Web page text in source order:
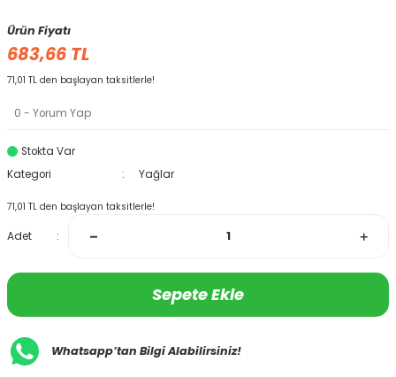
Ürün Fiyatı
683,66 TL
71,01 TL den başlayan taksitlerle!
0 - Yorum Yap
Stokta Var
Kategori
Yağlar
71,01 TL den başlayan taksitlerle!
Adet
Sepete Ekle
Whatsapp’tan Bilgi Alabilirsiniz!